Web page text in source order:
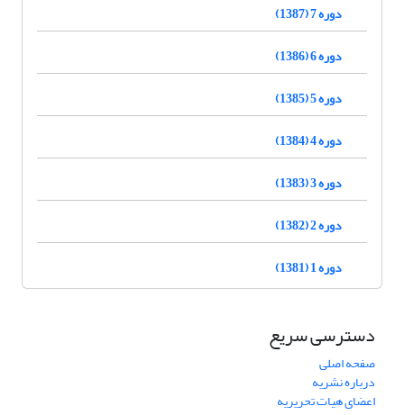
دوره 7 (1387)
دوره 6 (1386)
دوره 5 (1385)
دوره 4 (1384)
دوره 3 (1383)
دوره 2 (1382)
دوره 1 (1381)
دسترسی سریع
صفحه اصلی
درباره نشریه
اعضای هیات تحریریه